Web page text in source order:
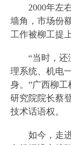
2000年左右
墙角，市场份
工作被柳工提
“当时，还没
理系统、机电
身。”广西柳
研究院院长蔡
技术话语权。
如今，走进